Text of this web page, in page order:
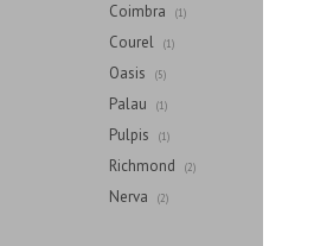
Coimbra (1)
Courel (1)
Oasis (5)
Palau (1)
Pulpis (1)
Richmond (2)
Nerva (2)